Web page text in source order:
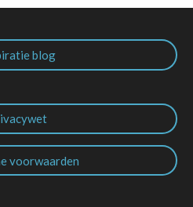
blog
voorwaarden